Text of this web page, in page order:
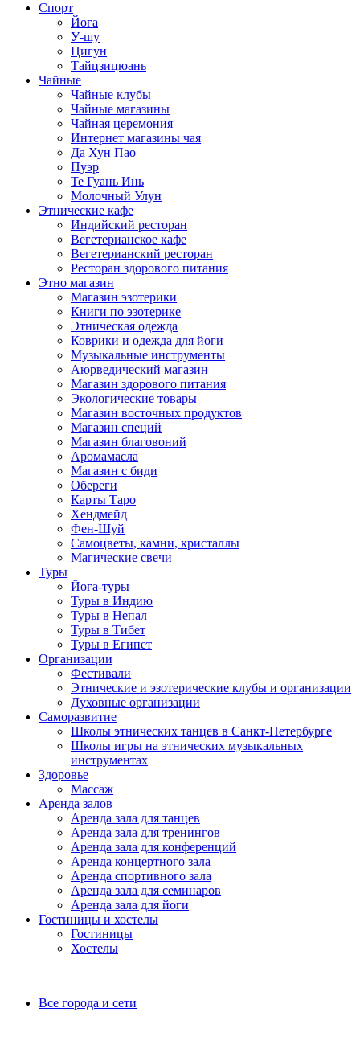
Спорт
Йога
У-шу
Цигун
Тайцзицюань
Чайные
Чайные клубы
Чайные магазины
Чайная церемония
Интернет магазины чая
Да Хун Пао
Пуэр
Те Гуань Инь
Молочный Улун
Этнические кафе
Индийский ресторан
Вегетерианское кафе
Вегетерианский ресторан
Ресторан здорового питания
Этно магазин
Магазин эзотерики
Книги по эзотерике
Этническая одежда
Коврики и одежда для йоги
Музыкальные инструменты
Аюрведический магазин
Магазин здорового питания
Экологические товары
Магазин восточных продуктов
Магазин специй
Магазин благовоний
Аромамасла
Магазин с биди
Обереги
Карты Таро
Хендмейд
Фен-Шуй
Самоцветы, камни, кристаллы
Магические свечи
Туры
Йога-туры
Туры в Индию
Туры в Непал
Туры в Тибет
Туры в Египет
Организации
Фестивали
Этнические и эзотерические клубы и организации
Духовные организации
Саморазвитие
Школы этнических танцев в Санкт-Петербурге
Школы игры на этнических музыкальных
инструментах
Здоровье
Массаж
Аренда залов
Аренда зала для танцев
Аренда зала для тренингов
Аренда зала для конференций
Аренда концертного зала
Аренда спортивного зала
Аренда зала для семинаров
Аренда зала для йоги
Гостиницы и хостелы
Гостиницы
Хостелы
Все города и сети